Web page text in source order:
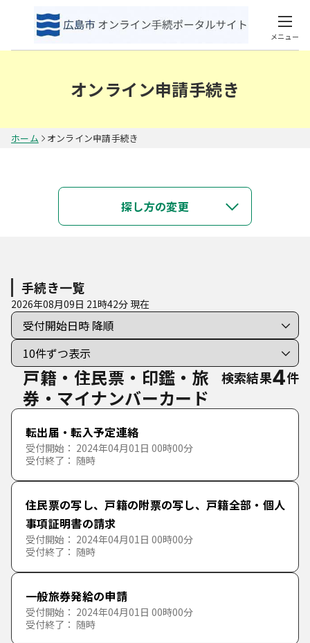
メニュー
オンライン申請手続き
ホーム オンライン申請手続き
キーワードで探す
手続き種別を選択
利用者選択すべての手続き
個人向けの手続き
法人向けの手続き
分類で探す
ライフイベント
妊娠・出産
子育て
就職・退職
消防・防災・救急
消防・救急
防災・防犯
戸籍・住民票・印鑑・旅券・マイナンバーカード
戸籍・住民票・証明
ごみ・環境
あ行
あ い う
か行
か
さ行
さ し
た行
探し方の変更
手続き一覧
2026年08月09日 21時42分 現在
戸籍・住民票・印鑑・旅
券・マイナンバーカード
検索結果4件
転出届・転入予定連絡
受付開始： 2024年04月01日 00時00分
受付終了： 随時
住民票の写し、戸籍の附票の写し、戸籍全部・個人
事項証明書の請求
受付開始： 2024年04月01日 00時00分
受付終了： 随時
一般旅券発給の申請
受付開始： 2024年04月01日 00時00分
受付終了： 随時